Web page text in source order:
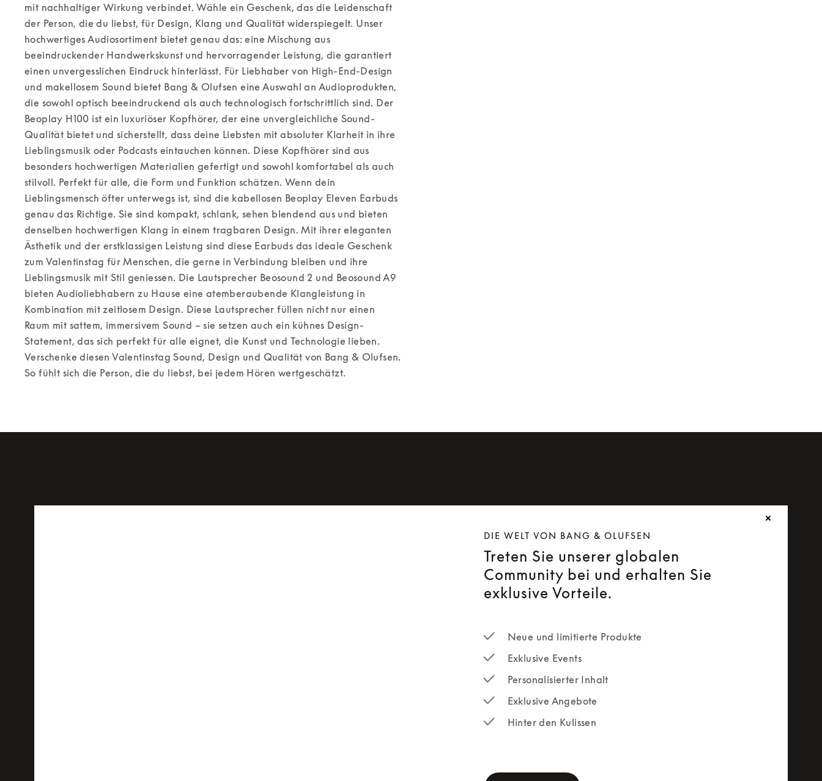
mit nachhaltiger Wirkung verbindet. Wähle ein Geschenk, das die Leidenschaft
der Person, die du liebst, für Design, Klang und Qualität widerspiegelt. Unser
hochwertiges Audiosortiment bietet genau das: eine Mischung aus
beeindruckender Handwerkskunst und hervorragender Leistung, die garantiert
einen unvergesslichen Eindruck hinterlässt. Für Liebhaber von High-End-Design
und makellosem Sound bietet Bang & Olufsen eine Auswahl an Audioprodukten,
die sowohl optisch beeindruckend als auch technologisch fortschrittlich sind. Der
Beoplay H100 ist ein luxuriöser Kopfhörer, der eine unvergleichliche Sound-
Qualität bietet und sicherstellt, dass deine Liebsten mit absoluter Klarheit in ihre
Lieblingsmusik oder Podcasts eintauchen können. Diese Kopfhörer sind aus
besonders hochwertigen Materialien gefertigt und sowohl komfortabel als auch
stilvoll. Perfekt für alle, die Form und Funktion schätzen. Wenn dein
Lieblingsmensch öfter unterwegs ist, sind die kabellosen Beoplay Eleven Earbuds
genau das Richtige. Sie sind kompakt, schlank, sehen blendend aus und bieten
denselben hochwertigen Klang in einem tragbaren Design. Mit ihrer eleganten
Ästhetik und der erstklassigen Leistung sind diese Earbuds das ideale Geschenk
zum Valentinstag für Menschen, die gerne in Verbindung bleiben und ihre
Lieblingsmusik mit Stil geniessen. Die Lautsprecher Beosound 2 und Beosound A9
bieten Audioliebhabern zu Hause eine atemberaubende Klangleistung in
Kombination mit zeitlosem Design. Diese Lautsprecher füllen nicht nur einen
Raum mit sattem, immersivem Sound – sie setzen auch ein kühnes Design-
Verschenke diesen Valentinstag Sound, Design und Qualität von Bang & Olufsen.
So fühlt sich die Person, die du liebst, bei jedem Hören wertgeschätzt.
DIE WELT VON BANG & OLUFSEN
Treten Sie unserer globalen
Community bei und erhalten Sie
exklusive Vorteile.
Neue und limitierte Produkte
Exklusive Events
Personalisierter Inhalt
Exklusive Angebote
Hinter den Kulissen